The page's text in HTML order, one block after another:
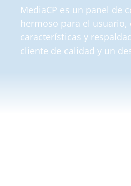
MediaCP es un panel de
hermoso para el usuario,
características y
cliente de calidad y un